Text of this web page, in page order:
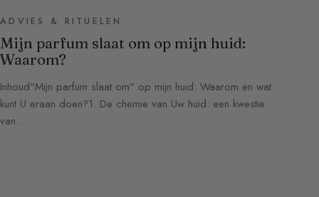
ADVIES & RITUELEN
Mijn parfum slaat om op mijn huid:
Waarom?
Inhoud“Mijn parfum slaat om” op mijn huid: Waarom en wat
kunt U eraan doen?1. De chemie van Uw huid: een kwestie
van…